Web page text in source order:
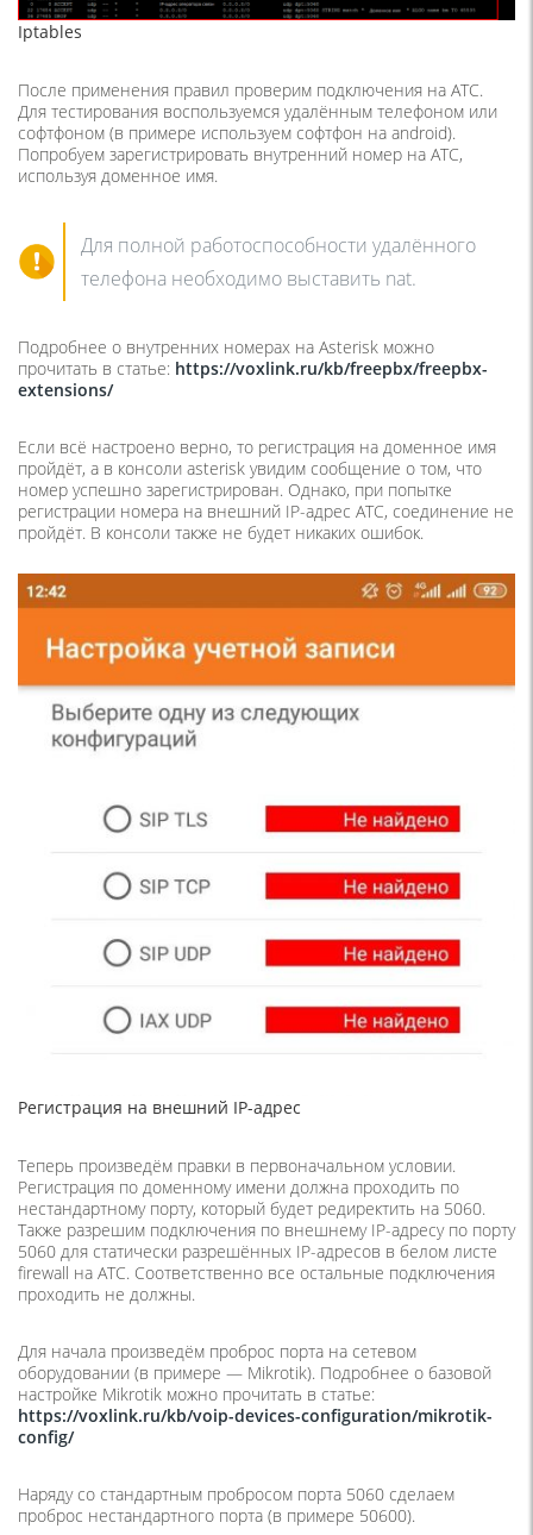
Iptables
После применения правил проверим подключения на АТС.
Для тестирования воспользуемся удалённым телефоном или
софтфоном (в примере используем софтфон на android).
Попробуем зарегистрировать внутренний номер на АТС,
используя доменное имя.
Для полной работоспособности удалённого
телефона необходимо выставить nat.
Подробнее о внутренних номерах на Asterisk можно
прочитать в статье: https://voxlink.ru/kb/freepbx/freepbx-
extensions/
Если всё настроено верно, то регистрация на доменное имя
пройдёт, а в консоли asterisk увидим сообщение о том, что
номер успешно зарегистрирован. Однако, при попытке
регистрации номера на внешний IP-адрес АТС, соединение не
пройдёт. В консоли также не будет никаких ошибок.
Регистрация на внешний IP-адрес
Теперь произведём правки в первоначальном условии.
Регистрация по доменному имени должна проходить по
нестандартному порту, который будет редиректить на 5060.
Также разрешим подключения по внешнему IP-адресу по порту
5060 для статически разрешённых IP-адресов в белом листе
firewall на АТС. Соответственно все остальные подключения
проходить не должны.
Для начала произведём проброс порта на сетевом
оборудовании (в примере — Mikrotik). Подробнее о базовой
настройке Mikrotik можно прочитать в статье:
https://voxlink.ru/kb/voip-devices-configuration/mikrotik-
config/
Наряду со стандартным пробросом порта 5060 сделаем
проброс нестандартного порта (в примере 50600).